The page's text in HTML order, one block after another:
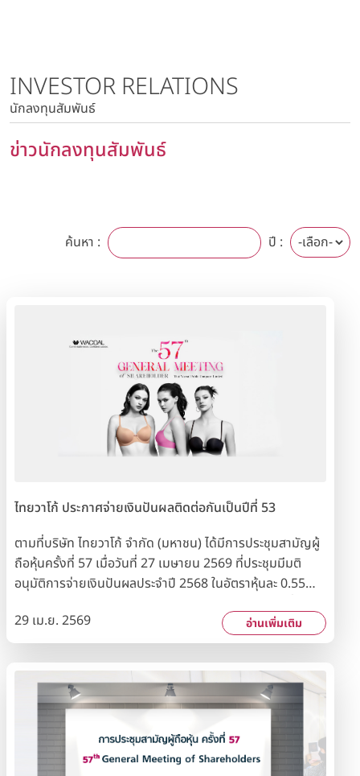
นโยบายด้านสิทธิมนุษยชน
นโยบายความเป็นส่วนตัว
นโยบายความมั่นคงปลอดภัยของข้อมูลและระบบ
คอมพิวเตอร์
นโยบายการสื่อสารการตลาด
INVESTOR RELATIONS
นักลงทุนสัมพันธ์
ข่าวนักลงทุนสัมพันธ์
ค้นหา : ปี :
ไทยวาโก้ ประกาศจ่ายเงินปันผลติดต่อกันเป็นปีที่ 53
ตามที่บริษัท ไทยวาโก้ จำกัด (มหาชน) ได้มีการประชุมสามัญผู้
ถือหุ้นครั้งที่ 57 เมื่อวันที่ 27 เมษายน 2569 ที่ประชุมมีมติ
อนุมัติการจ่ายเงินปันผลประจำปี 2568 ในอัตราหุ้นละ 0.55
หุ้น (Record Date) ที่มีสิทธิรับเงินปันผล คือ วันศุกร์ที่ 8
พฤษภาคม 2569 และกำหนดจ่ายเงินปันผลให้แก่ผู้ถือหุ้นในวัน
อังคารที่ 26 พฤษภาคม 2569 นับเป็นการจ่ายเงินปันผลให้กับ
ผู้ถือหุ้นของบริษัทฯ ติดต่อกันเป็นปีที่ 53 ซึ่งแสดงให้เห็นถึง
การมุ่งเน้นสร้างมูลค่าเพิ่มให้กับผู้ถือหุ้นมาโดยตลอด สำหรับผู้
ถือหุ้นที่ต้องการชมภาพการประชุมสามัญผู้ถือหุ้นในครั้งนี้
บริษัทฯ ได้จัดให้มีการบันทึกภาพการประชุมในรูปของสื่อวิดี
ทัศน์และพร้อมให้บริการเผยแพร่แก่ผู้ถือหุ้นที่สนใจ
29 เม.ย. 2569 อ่านเพิ่มเติม